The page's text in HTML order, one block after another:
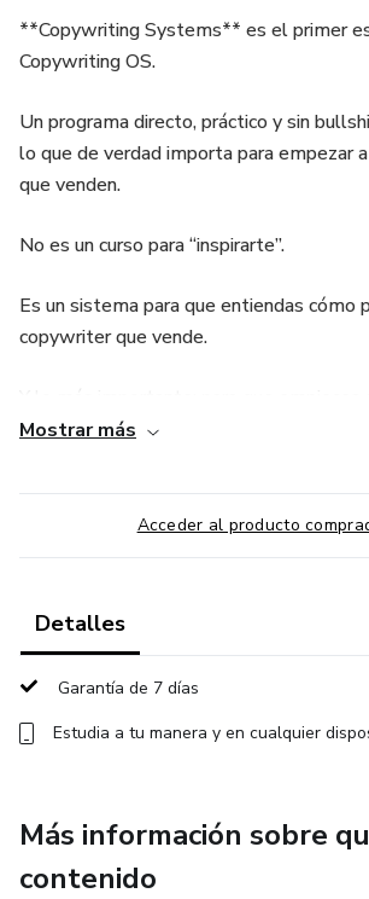
**Copywriting Systems** es el primer
Copywriting OS.
Un programa directo, práctico y sin
lo que de verdad importa para empezar
que venden.
No es un curso para “inspirarte”.
Es un sistema para que entiendas cómo
copywriter que vende.
Vas a aprender a:
producto y el mercado mejor que nadie.
* Escribir reels y anuncios que captan
querido aprender: con claridad, con
Mostrar más
Acceder al producto
Detalles
Garantía de 7 días
Estudia a tu manera y en cualquier
Más información sobre
contenido